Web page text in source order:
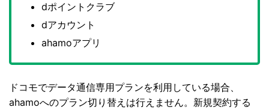
dポイントクラブ
dアカウント
ahamoアプリ
ドコモでデータ通信専用プランを利用している場合、
ahamoへのプラン切り替えは行えません。新規契約する